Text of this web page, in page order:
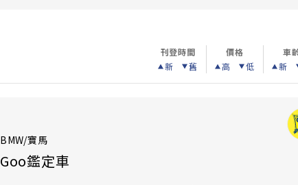
刊登時間
新
舊
價格
高
低
車
新
BMW/寶馬
Goo鑑定車